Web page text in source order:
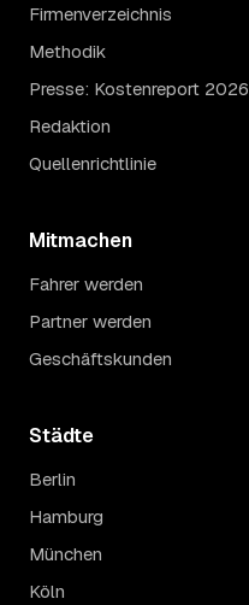
Firmenverzeichnis
Methodik
Presse: Kostenreport 2026
Redaktion
Quellenrichtlinie
Mitmachen
Fahrer werden
Partner werden
Geschäftskunden
Städte
Berlin
Hamburg
München
Köln